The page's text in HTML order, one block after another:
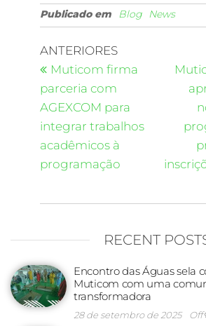
Publicado em Blog News
ANTERIORES
Muticom firma
parceria com
AGEXCOM para
integrar trabalhos
acadêmicos à
programação
RECENT
Encontro das Águas sela
Muticom com uma
transformadora
28 de setembro de 2025 Off